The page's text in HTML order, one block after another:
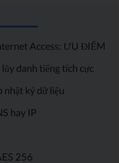
Access: ƯU ĐIỂM
danh tiếng tích cực
nhật ký dữ liệu
hay IP
256